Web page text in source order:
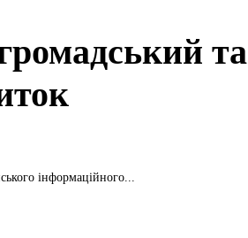
та
інформаційного...